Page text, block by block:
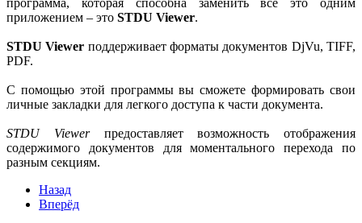
приложением – это STDU Viewer.
STDU Viewer поддерживает форматы документов DjVu, TIFF,
PDF.
С помощью этой программы вы сможете формировать свои
личные закладки для легкого доступа к части документа.
STDU Viewerпредоставляет возможность отображения
содержимого документов для моментального перехода по
разным секциям.
Назад
Вперёд